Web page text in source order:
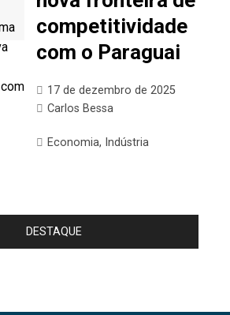
competitividade
com o Paraguai
17 de dezembro de 2025
Carlos Bessa
Economia, Indústria
DESTAQUE